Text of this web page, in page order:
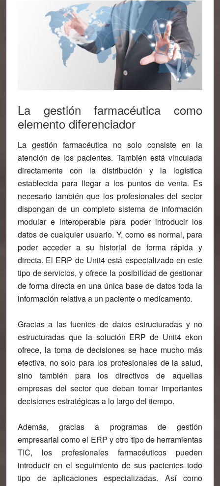
La gestión farmacéutica como
elemento diferenciador
La gestión farmacéutica no solo consiste en la
atención de los pacientes. También está vinculada
directamente con la distribución y la logística
establecida para llegar a los puntos de venta. Es
necesario también que los profesionales del sector
dispongan de un completo sistema de información
modular e interoperable para poder introducir los
datos de cualquier usuario. Y, como es normal, para
poder acceder a su historial de forma rápida y
directa. El ERP de Unit4 está especializado en este
tipo de servicios, y ofrece la posibilidad de gestionar
de forma directa en una única base de datos toda la
información relativa a un paciente o medicamento.
Gracias a las fuentes de datos estructuradas y no
estructuradas que la solución ERP de Unit4 ekon
ofrece, la toma de decisiones se hace mucho más
efectiva, no solo para los profesionales de la salud,
sino también para los directivos de aquellas
empresas del sector que deban tomar importantes
decisiones estratégicas a lo largo del tiempo.
Además, gracias a programas de gestión
empresarial como el ERP y otro tipo de herramientas
TIC, los profesionales farmacéuticos pueden
introducir en el seguimiento de sus pacientes todo
tipo de aplicaciones especializadas. Así como